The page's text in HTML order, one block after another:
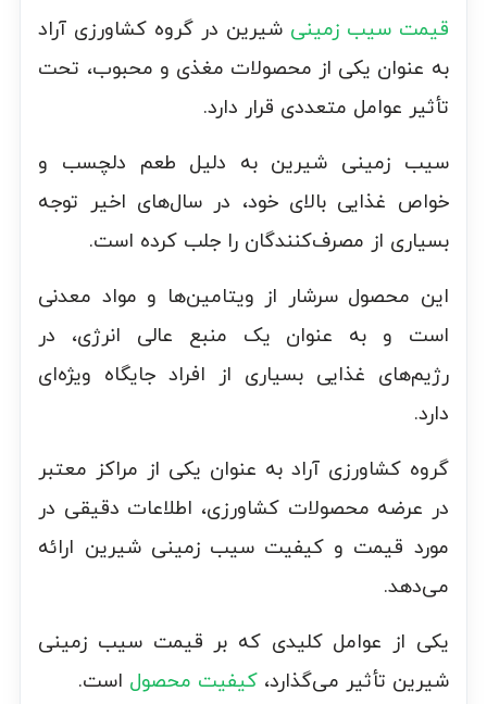
قیمت سیب زمینی شیرین در گروه کشاورزی آراد
به عنوان یکی از محصولات مغذی و محبوب، تحت
تأثیر عوامل متعددی قرار دارد.
سیب زمینی شیرین به دلیل طعم دلچسب و
خواص غذایی بالای خود، در سال‌های اخیر توجه
بسیاری از مصرف‌کنندگان را جلب کرده است.
این محصول سرشار از ویتامین‌ها و مواد معدنی
است و به عنوان یک منبع عالی انرژی، در
رژیم‌های غذایی بسیاری از افراد جایگاه ویژه‌ای
دارد.
گروه کشاورزی آراد به عنوان یکی از مراکز معتبر
در عرضه محصولات کشاورزی، اطلاعات دقیقی در
مورد قیمت و کیفیت سیب زمینی شیرین ارائه
می‌دهد.
یکی از عوامل کلیدی که بر قیمت سیب زمینی
شیرین تأثیر می‌گذارد،کیفیت محصول است.